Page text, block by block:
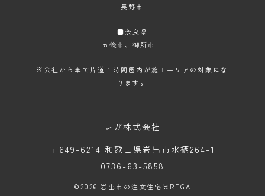
長野市
■奈良県
五條市、御所市
※会社から車で片道１時間圏内が施工エリアの対象にな
ります。
レガ株式会社
〒649-6214 和歌山県岩出市水栖264-1
0736-63-5858
©2026岩出市の注文住宅はREGA